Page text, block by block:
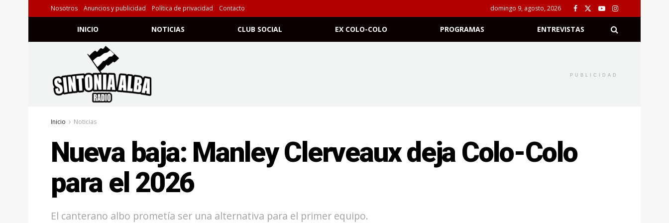
Nosotros Anuncios y publicidad Política de privacidad Contacto domingo 9, agosto, 2026
INICIO NOTICIAS CLUB SOCIAL EX COLO-COLO PROGRAMAS ENTREVISTAS
PUBLICIDAD
Inicio Noticias
Nueva baja: Manley Clerveaux deja Colo-Colo
para el 2026
El canterano albo prometía ser una alternativa para el primer equipo.